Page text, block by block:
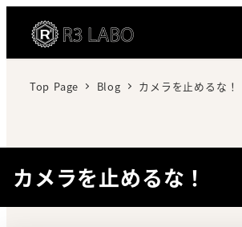
Top Page Blog カメラを止めるな！
カメラを止めるな！